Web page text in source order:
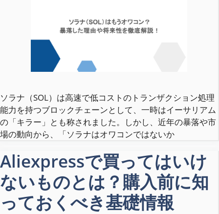
ソラナ（SOL）は高速で低コストのトランザクション処理
能力を持つブロックチェーンとして、一時はイーサリアム
の「キラー」とも称されました。しかし、近年の暴落や市
場の動向から、「ソラナはオワコンではないか
Aliexpressで買ってはいけ
ないものとは？購入前に知
っておくべき基礎情報